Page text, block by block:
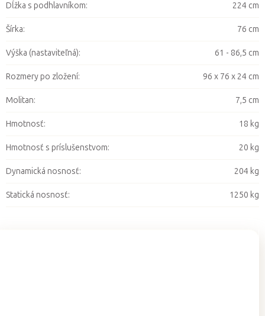
Dĺžka s podhlavníkom: 224 cm
Šírka: 76 cm
Výška (nastaviteľná): 61 - 86,5 cm
Rozmery po zložení: 96 x 76 x 24 cm
Molitan: 7,5 cm
Hmotnosť: 18 kg
Hmotnosť s príslušenstvom: 20 kg
Dynamická nosnosť: 204 kg
Statická nosnosť: 1250 kg